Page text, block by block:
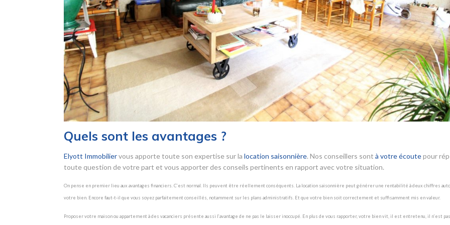
Quels sont les avantages ?
Elyott Immobiliervous apporte toute son expertise sur la location saisonnière. Nos conseillers sont à votre écoutepour
toute question de votre part et vous apporter des conseils pertinents en rapport avec votre situation.
On pense en premier lieu aux avantages financiers. C’est normal. Ils peuvent être réellement conséquents. La location saisonnière peut générer une rentabilité à deux chiffres
votre bien. Encore faut-t-il que vous soyez parfaitement conseillés, notamment sur les plans administratifs. Et que votre bien soit correctement et suffisamment mis en valeur.
Proposer votre maison ou appartement à des vacanciers présente aussi l’avantage de ne pas le laisser inoccupé. En plus de vous rapporter, votre bien vit, il est entretenu, il n’est